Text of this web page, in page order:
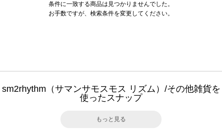
条件に一致する商品は見つかりませんでした。
お手数ですが、検索条件を変更してください。
sm2rhythm（サマンサモスモス リズム）/その他雑貨を
使ったスナップ
もっと見る